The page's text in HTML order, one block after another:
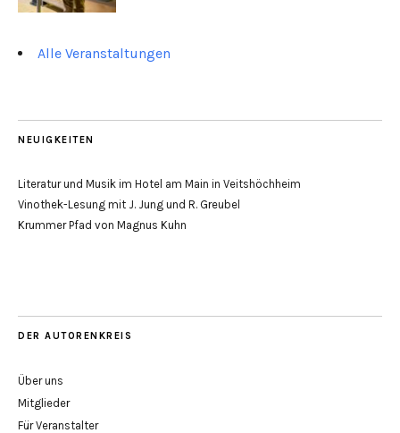
Alle Veranstaltungen
NEUIGKEITEN
Literatur und Musik im Hotel am Main in Veitshöchheim
Vinothek-Lesung mit J. Jung und R. Greubel
Krummer Pfad von Magnus Kuhn
DER AUTORENKREIS
Über uns
Mitglieder
Für Veranstalter